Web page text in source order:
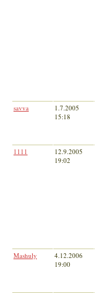
savva
1.7.2005
15:18
1111
12.9.2005
19:02
Mashuly
4.12.2006
19:00